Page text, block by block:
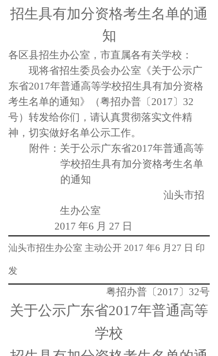
招生具有加分资格考生名单的通
知
各区县招生办公室，市直属各有关学校：
现将省招生委员会办公室《关于公示广
东省2017年普通高等学校招生具有加分资格
考生名单的通知》（粤招办普〔2017〕 32
号）转发给你们，请认真贯彻落实文件精
神，切实做好名单公示工作。
附件： 关于公示广东省2017年普通高等
学校招生具有加分资格考生名单
的通知
汕头市招
生办公室
2017 年6 月 27 日
汕头市招生办公室 主动公开 2017 年6 月27 日 印
发
粤招办普〔2017〕 32号
关于公示广东省2017年普通高等
学校